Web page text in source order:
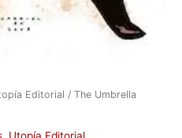
Editorial / The Umbrella
, Utopía Editorial